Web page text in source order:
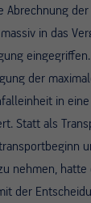
Abrechnung
in das
der
in
Statt als
nehmen, hatte
der